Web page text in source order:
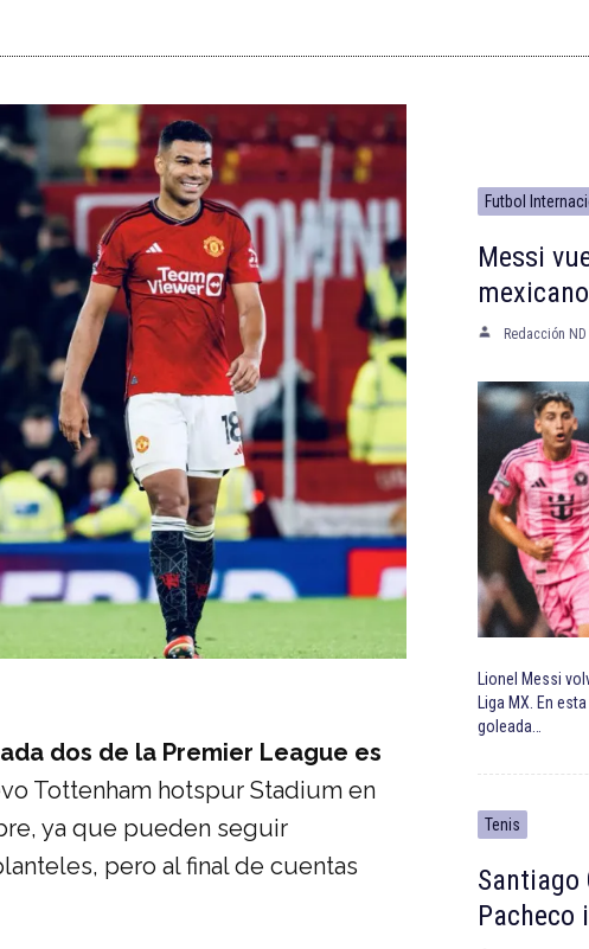
dos de la Premier League es
Tottenham hotspur Stadium en
ya que pueden seguir
pero al final de cuentas
Futbol
Messi
Redacción ND
Lionel Messi
Liga MX. En
goleada…
Tenis
Santiago
Pacheco